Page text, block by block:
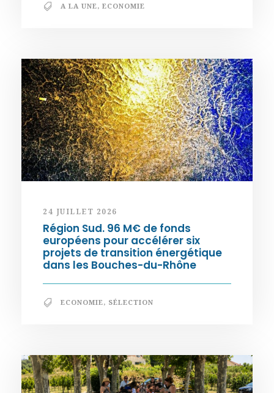
A LA UNE, ECONOMIE
24 JUILLET 2026
Région Sud. 96 M€ de fonds
européens pour accélérer six
projets de transition énergétique
dans les Bouches-du-Rhône
ECONOMIE, SÉLECTION